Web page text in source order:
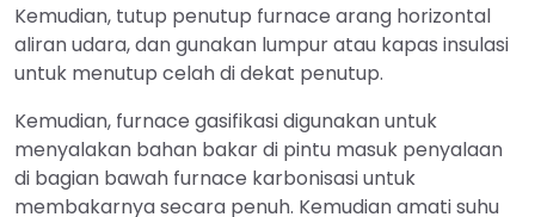
Kemudian, tutup penutup furnace arang horizontal
aliran udara, dan gunakan lumpur atau kapas insulasi
untuk menutup celah di dekat penutup.
Kemudian, furnace gasifikasi digunakan untuk
menyalakan bahan bakar di pintu masuk penyalaan
di bagian bawah furnace karbonisasi untuk
membakarnya secara penuh. Kemudian amati suhu